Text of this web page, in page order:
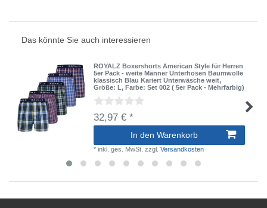
Das könnte Sie auch interessieren
ROYALZ Boxershorts American Style für Herren
5er Pack - weite Männer Unterhosen Baumwolle
klassisch Blau Kariert Unterwäsche weit,
Größe: L, Farbe: Set 002 ( 5er Pack - Mehrfarbig)
32,97 € *
In den Warenkorb
*inkl. ges. MwSt. zzgl.Versandkosten